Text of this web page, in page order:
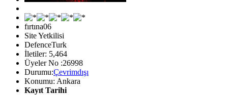
fırtına06
Site Yetkilisi
DefenceTurk
İletiler: 5,464
Üyeler No :26998
Durumu:Çevrimdışı
Konumu: Ankara
Kayıt Tarihi